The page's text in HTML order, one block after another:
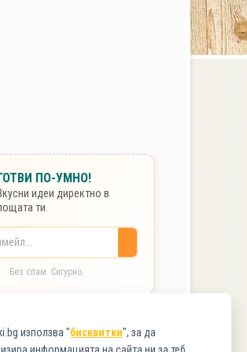
ПО-УМНО!
идеи директно в
ти.
Без спам. Сигурно.
използва "бисквитки", за да